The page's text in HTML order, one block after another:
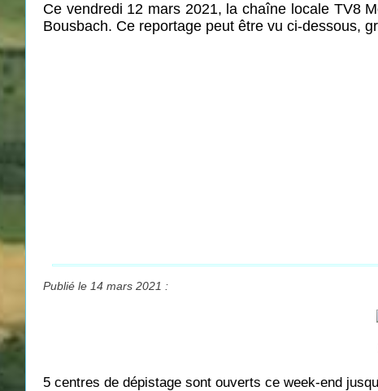
Ce vendredi 12 mars 2021, la chaîne locale TV8
Bousbach. Ce reportage peut être vu ci-dessous,
Publié le 14 mars 2021 :
5 centres de dépistage sont ouverts ce week-end